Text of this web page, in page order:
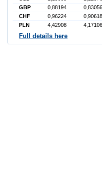
GBP
0,88194
0,83056
CHF
0,96224
0,90618
PLN
4,42908 4,17106
Full details here